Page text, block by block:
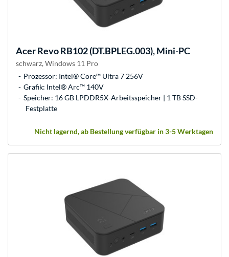
AcerRevo RB102 (DT.BPLEG.003), Mini-PC
schwarz, Windows 11 Pro
Prozessor: Intel® Core™ Ultra 7 256V
Grafik: Intel® Arc™ 140V
Speicher: 16 GB LPDDR5X-Arbeitsspeicher | 1 TB SSD-
Festplatte
Nicht lagernd, ab Bestellung verfügbar in 3-5 Werktagen